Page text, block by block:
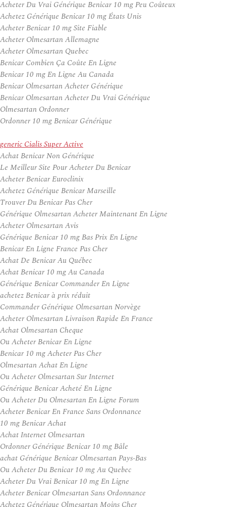
Acheter Du Vrai Générique Benicar 10 mg Peu Coûteux
Achetez Générique Benicar 10 mg États Unis
Acheter Benicar 10 mg Site Fiable
Acheter Olmesartan Allemagne
Acheter Olmesartan Quebec
Benicar Combien Ça Coûte En Ligne
Benicar 10 mg En Ligne Au Canada
Benicar Olmesartan Acheter Générique
Benicar Olmesartan Acheter Du Vrai Générique
Olmesartan Ordonner
Ordonner 10 mg Benicar Générique
generic Cialis Super Active
Achat Benicar Non Générique
Le Meilleur Site Pour Acheter Du Benicar
Acheter Benicar Euroclinix
Achetez Générique Benicar Marseille
Trouver Du Benicar Pas Cher
Générique Olmesartan Acheter Maintenant En Ligne
Acheter Olmesartan Avis
Générique Benicar 10 mg Bas Prix En Ligne
Benicar En Ligne France Pas Cher
Achat De Benicar Au Québec
Achat Benicar 10 mg Au Canada
Générique Benicar Commander En Ligne
achetez Benicar à prix réduit
Commander Générique Olmesartan Norvège
Acheter Olmesartan Livraison Rapide En France
Achat Olmesartan Cheque
Ou Acheter Benicar En Ligne
Benicar 10 mg Acheter Pas Cher
Olmesartan Achat En Ligne
Ou Acheter Olmesartan Sur Internet
Générique Benicar Acheté En Ligne
Ou Acheter Du Olmesartan En Ligne Forum
Acheter Benicar En France Sans Ordonnance
10 mg Benicar Achat
Achat Internet Olmesartan
Ordonner Générique Benicar 10 mg Bâle
achat Générique Benicar Olmesartan Pays-Bas
Ou Acheter Du Benicar 10 mg Au Quebec
Acheter Du Vrai Benicar 10 mg En Ligne
Acheter Benicar Olmesartan Sans Ordonnance